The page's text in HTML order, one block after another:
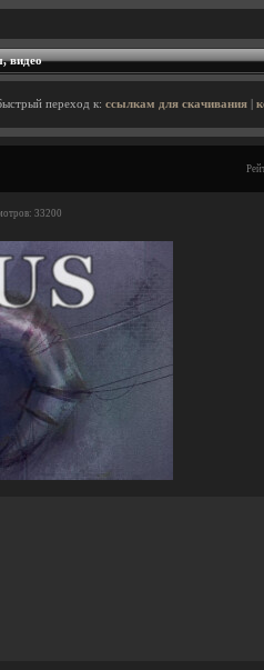
видео
переход к: ссылкам для скачивания
33200